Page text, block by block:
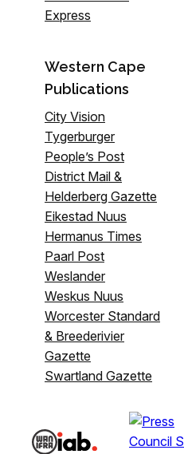
Express
Western Cape
Publications
City Vision
Tygerburger
People’s Post
District Mail &
Helderberg Gazette
Eikestad Nuus
Hermanus Times
Paarl Post
Weslander
Weskus Nuus
Worcester Standard
& Breederivier
Gazette
Swartland Gazette